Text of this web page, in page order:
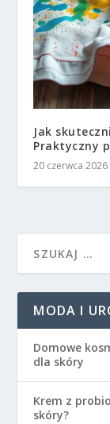
Jak
Praktyczny
20 czerwca 2026
MODA I
Domowe
dla skóry
Krem z
skóry?